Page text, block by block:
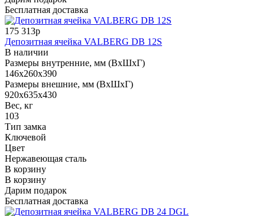
Бесплатная доставка
175 313р
Депозитная ячейка VALBERG DB 12S
В наличии
Размеры внутренние, мм (ВхШхГ)
146x260x390
Размеры внешние, мм (ВхШхГ)
920x635x430
Вес, кг
103
Тип замка
Ключевой
Цвет
Нержавеющая сталь
В корзину
В корзину
Дарим подарок
Бесплатная доставка